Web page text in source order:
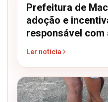
Prefeitura de
adoção e
responsável com
Ler notícia